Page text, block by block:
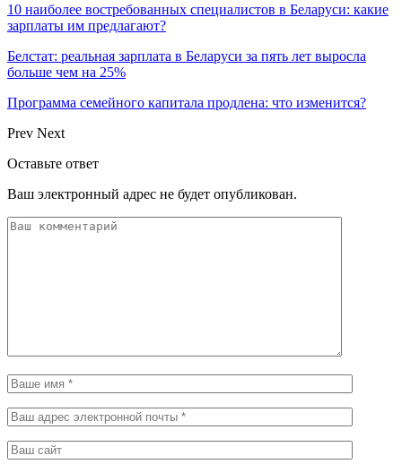
10 наиболее востребованных специалистов в Беларуси: какие
зарплаты им предлагают?
Белстат: реальная зарплата в Беларуси за пять лет выросла
больше чем на 25%
Программа семейного капитала продлена: что изменится?
Prev Next
Оставьте ответ
Ваш электронный адрес не будет опубликован.